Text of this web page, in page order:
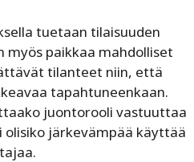
tuetaan tilaisuuden
paikkaa mahdolliset
tilanteet niin, että
tapahtuneenkaan.
juontorooli vastuuttaa
olisiko järkevämpää käyttää